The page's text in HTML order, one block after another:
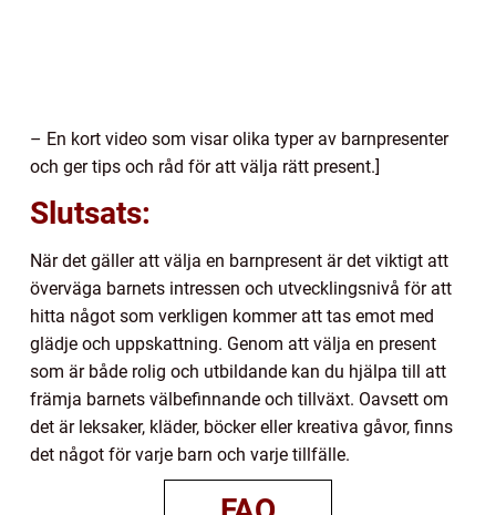
– En kort video som visar olika typer av barnpresenter
och ger tips och råd för att välja rätt present.]
Slutsats:
När det gäller att välja en barnpresent är det viktigt att
överväga barnets intressen och utvecklingsnivå för att
hitta något som verkligen kommer att tas emot med
glädje och uppskattning. Genom att välja en present
som är både rolig och utbildande kan du hjälpa till att
främja barnets välbefinnande och tillväxt. Oavsett om
det är leksaker, kläder, böcker eller kreativa gåvor, finns
det något för varje barn och varje tillfälle.